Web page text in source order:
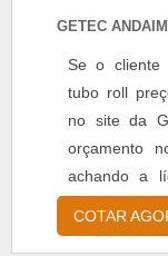
GETEC
Se o cliente
tubo roll
no site da
orçamento
achando a
mesmo!
justo,
COTAR